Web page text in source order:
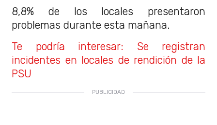
8,8% de los locales presentaron
problemas durante esta mañana.
Te podría interesar: Se registran
incidentes en locales de rendición de la
PSU